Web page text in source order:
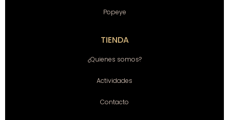
Popeye
TIENDA
¿Quienes somos?
Actividades
Contacto